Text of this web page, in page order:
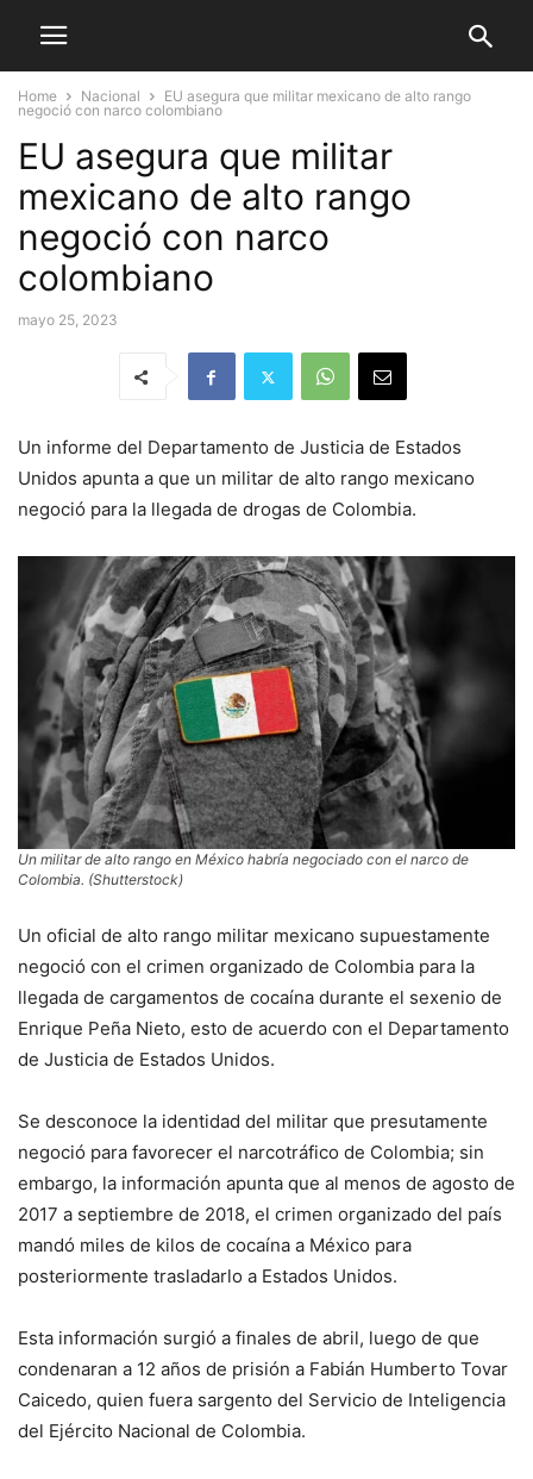
Home Nacional
EU asegura que militar mexicano de alto rango
negoció con narco colombiano
EU asegura que militar
mexicano de alto rango
negoció con narco
colombiano
mayo 25, 2023
Un informe del Departamento de Justicia de Estados
Unidos apunta a que un militar de alto rango mexicano
negoció para la llegada de drogas de Colombia.
Un militar de alto rango en México habría negociado con el narco de
Colombia. (Shutterstock)
Un oficial de alto rango militar mexicano supuestamente
negoció con el crimen organizado de Colombia para la
llegada de cargamentos de cocaína durante el sexenio de
Enrique Peña Nieto, esto de acuerdo con el Departamento
de Justicia de Estados Unidos.
Se desconoce la identidad del militar que presutamente
negoció para favorecer el narcotráfico de Colombia; sin
embargo, la información apunta que al menos de agosto de
2017 a septiembre de 2018, el crimen organizado del país
mandó miles de kilos de cocaína a México para
posteriormente trasladarlo a Estados Unidos.
Esta información surgió a finales de abril, luego de que
condenaran a 12 años de prisión a Fabián Humberto Tovar
Caicedo, quien fuera sargento del Servicio de Inteligencia
del Ejército Nacional de Colombia.